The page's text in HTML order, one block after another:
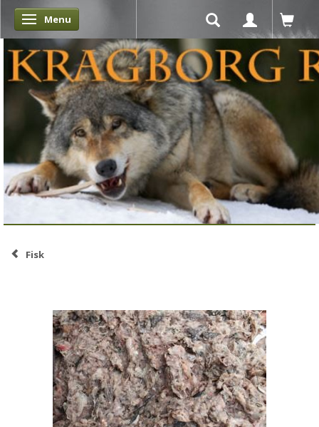
Skifte navigation
Menu
Fisk